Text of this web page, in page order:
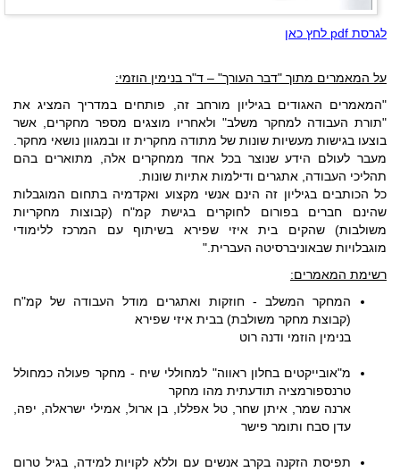
לגרסת pdf לחץ כאן
על המאמרים מתוך "דבר העורך" – ד"ר בנימין הוזמי:
"המאמרים האגודים בגיליון מורחב זה, פותחים במדריך המציג את
"תורת העבודה למחקר משלב" ולאחריו מוצגים מספר מחקרים, אשר
בוצעו בגישות מעשיות שונות של מתודה מחקרית זו ובמגוון נושאי מחקר.
מעבר לעולם הידע שנוצר בכל אחד ממחקרים אלה, מתוארים בהם
תהליכי העבודה, אתגרים ודילמות אתיות שונות.
כל הכותבים בגיליון זה הינם אנשי מקצוע ואקדמיה בתחום המוגבלות
שהינם חברים בפורום לחוקרים בגישת קמ"ח (קבוצות מחקריות
משולבות) שהקים בית איזי שפירא בשיתוף עם המרכז ללימודי
מוגבלויות שבאוניברסיטה העברית."
רשימת המאמרים:
המחקר המשלב - חוזקות ואתגרים מודל העבודה של קמ"ח
(קבוצת מחקר משולבת) בבית איזי שפירא
בנימין הוזמי ודנה רוט
מ"אובייקטים בחלון ראווה" למחוללי שיח - מחקר פעולה כמחולל
טרנספורמציה תודעתית מהו מחקר
ארנה שמר, איתן שחר, טל אפללו, בן ארול, אמילי ישראלה, יפה,
עדן סבח ותומר פישר
תפיסת הזקנה בקרב אנשים עם וללא לקויות למידה, בגיל טרום